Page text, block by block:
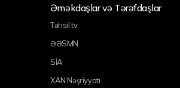
Əməkdaşlar və Tərəfdaşlar
Təhsil.tv
ƏƏSMN
SİA
XAN Nəşriyyatı